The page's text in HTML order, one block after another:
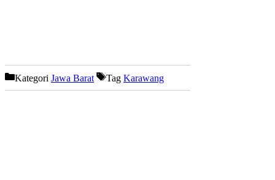
Kategori Jawa Barat Tag Karawang